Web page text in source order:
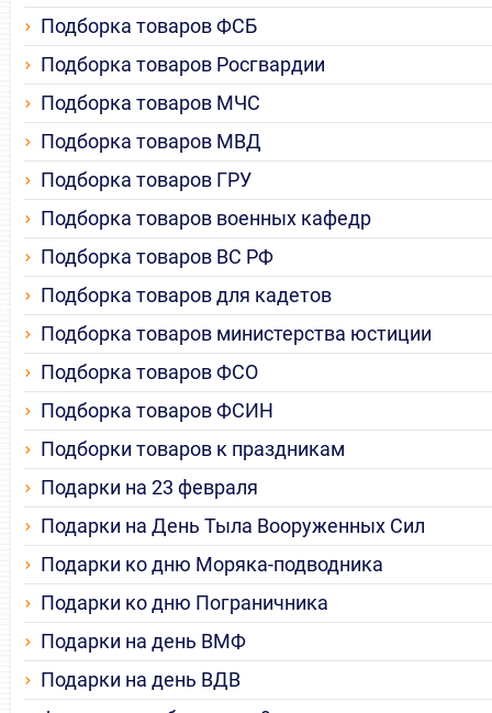
Подборка товаров ФСБ
Подборка товаров Росгвардии
Подборка товаров МЧС
Подборка товаров МВД
Подборка товаров ГРУ
Подборка товаров военных кафедр
Подборка товаров ВС РФ
Подборка товаров для кадетов
Подборка товаров министерства юстиции
Подборка товаров ФСО
Подборка товаров ФСИН
Подборки товаров к праздникам
Подарки на 23 февраля
Подарки на День Тыла Вооруженных Сил
Подарки ко дню Моряка-подводника
Подарки ко дню Пограничника
Подарки на день ВМФ
Подарки на день ВДВ